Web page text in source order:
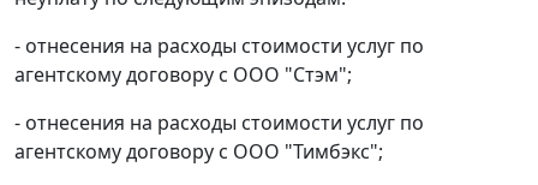
- отнесения на расходы стоимости услуг по
агентскому договору с ООО "Стэм";
- отнесения на расходы стоимости услуг по
агентскому договору с ООО "Тимбэкс";